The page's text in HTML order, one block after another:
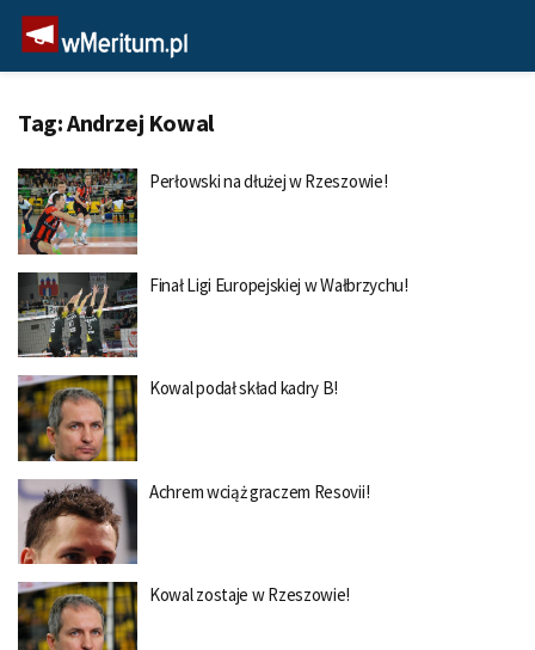
Tag:Andrzej Kowal
Perłowski na dłużej w Rzeszowie!
Finał Ligi Europejskiej w Wałbrzychu!
Kowal podał skład kadry B!
Achrem wciąż graczem Resovii!
Kowal zostaje w Rzeszowie!